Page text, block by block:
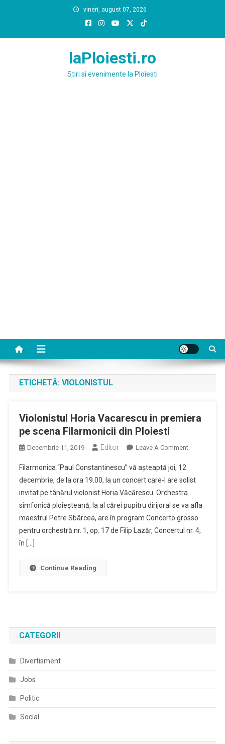
vineri, august 07, 2026
laPloiesti.ro
Stiri si evenimente la Ploiesti
ETICHETĂ: VIOLONISTUL
Violonistul Horia Vacarescu in premiera
pe scena Filarmonicii din Ploiesti
Decembrie 11, 2019 Editor Leave A CommentOn
Vacarescu
In
Premiera
Pe
Scena
Filarmonica “Paul Constantinescu” vă așteaptă joi, 12
decembrie, de la ora 19.00, la un concert care-l are solist
invitat pe tânărul violonist Horia Văcărescu. Orchestra
simfonică ploieşteană, la al cărei pupitru dirijoral se va afla
maestrul Petre Sbârcea, are în program Concerto grosso
pentru orchestră nr. 1, op. 17 de Filip Lazăr, Concertul nr. 4,
în […]
Continue Reading
CATEGORII
Divertisment
Jobs
Politic
Social